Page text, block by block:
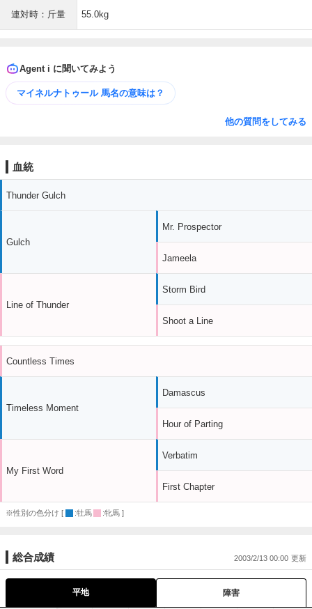
連対時：斤量 55.0kg
Agent i に聞いてみよう
マイネルナトゥール 馬名の意味は？
他の質問をしてみる
血統
Thunder Gulch
Gulch
Line of Thunder
Mr. Prospector
Jameela
Storm Bird
Shoot a Line
Countless Times
Timeless Moment
My First Word
Damascus
Hour of Parting
Verbatim
First Chapter
※性別の色分け [ :牡馬 :牝馬 ]
総合成績 2003/2/13 00:00
平地 障害